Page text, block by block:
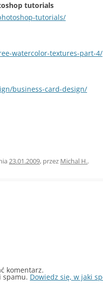
tutorials
tutorials/
watercolor-textures-part-4/
business-card-design/
23.01.2009, przez Michal H..
komentarz.
spamu. Dowiedz się, w jaki